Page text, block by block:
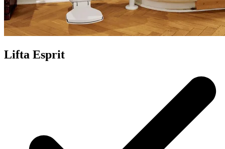
Lifta Esprit